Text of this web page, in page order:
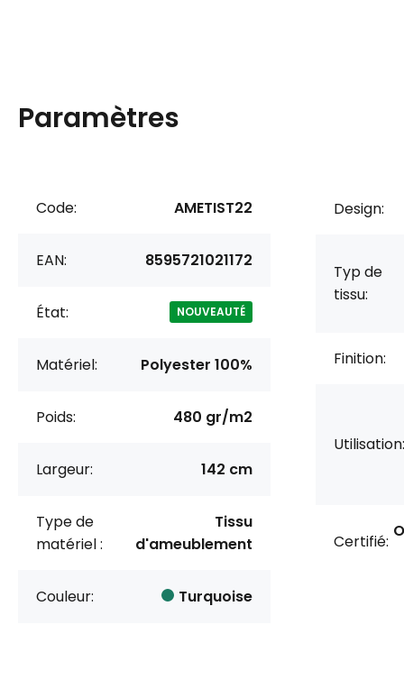
Paramètres
Code: AMETIST22
EAN: 8595721021172
État: NOUVEAUTÉ
Matériel: Polyester 100%
Poids: 480 gr/m2
Largeur: 142 cm
Type de
matériel :
Tissu
d'ameublement
Couleur: Turquoise
Design:
Typ de
tissu:
Finition:
Utilisation:
Certifié: